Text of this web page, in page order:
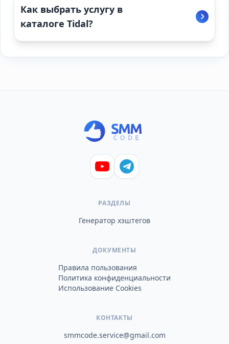
Как выбрать услугу в
каталоге Tidal?
РАЗДЕЛЫ
Генератор хэштегов
ДОКУМЕНТЫ
Правила пользования
Политика конфиденциальности
Использование Cookies
КОНТАКТЫ
smmcode.service@gmail.com